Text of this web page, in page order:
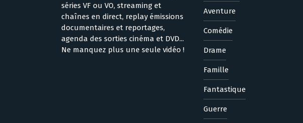
séries VF ou VO, streaming et
chaînes en direct, replay émissions
documentaires et reportages,
agenda des sorties cinéma et DVD...
Ne manquez plus une seule vidéo !
Aventure
Comédie
Drame
Famille
Fantastique
Guerre